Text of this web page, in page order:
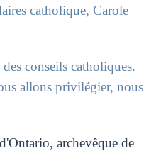
catholique, Carole
conseils catholiques.
allons privilégier, nous
archevêque de